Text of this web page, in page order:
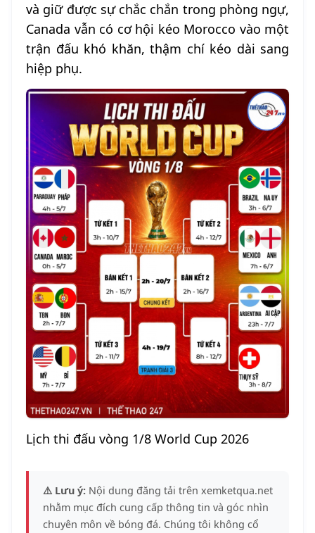
và giữ được sự chắc chắn trong phòng ngự,
Canada vẫn có cơ hội kéo Morocco vào một
trận đấu khó khăn, thậm chí kéo dài sang
hiệp phụ.
Lịch thi đấu vòng 1/8 World Cup 2026
⚠️ Lưu ý: Nội dung đăng tải trên xemketqua.net
nhằm mục đích cung cấp thông tin và góc nhìn
chuyên môn về bóng đá. Chúng tôi không cổ